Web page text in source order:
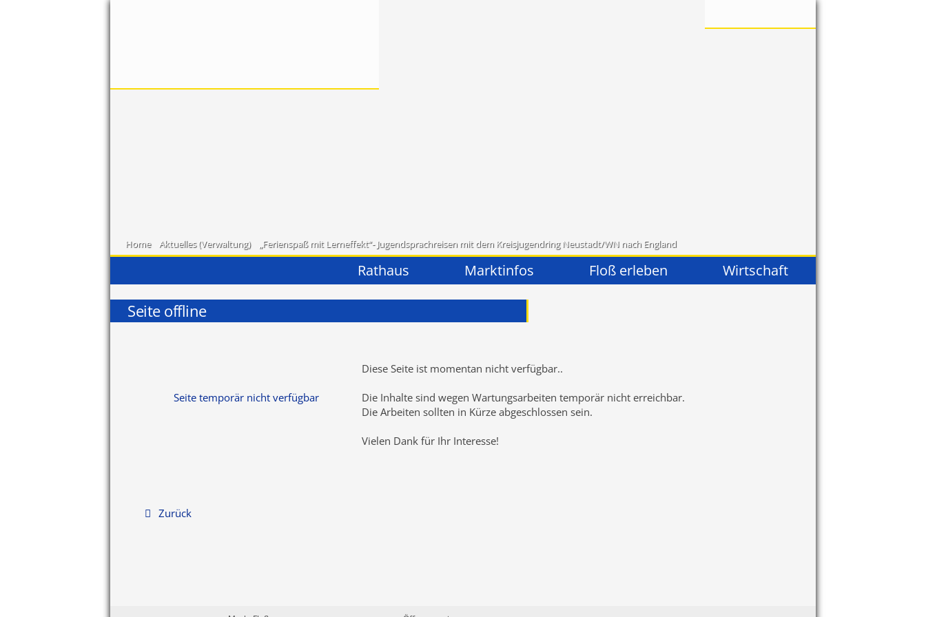
Home Aktuelles (Verwaltung) „Ferienspaß mit Lerneffekt“- Jugendsprachreisen mit dem Kreisjugendring Neustadt/WN nach England
Rathaus Marktinfos Floß erleben Wirtschaft
Seite offline
Seite temporär nicht verfügbar
Diese Seite ist momentan nicht verfügbar..
Die Inhalte sind wegen Wartungsarbeiten temporär nicht erreichbar.
Die Arbeiten sollten in Kürze abgeschlossen sein.
Vielen Dank für Ihr Interesse!
Zurück